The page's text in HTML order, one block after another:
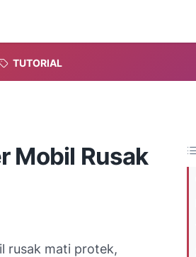
TUTORIAL
Mobil Rusak
rusak mati protek,